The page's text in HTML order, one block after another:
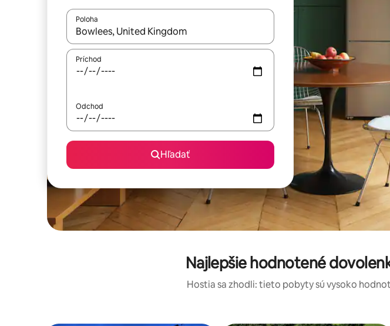
Poloha
Keď budú výsledky k dispozícii, môžete si ich prechádzať pomocou klávesov so
Príchod
Odchod
Hľadať
Najlepšie hodnotené
Hostia sa zhodli: tieto pobyty sú vysoko